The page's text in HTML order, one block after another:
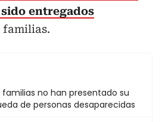
entregados
familias.
familias no han presentado su
de personas desaparecidas